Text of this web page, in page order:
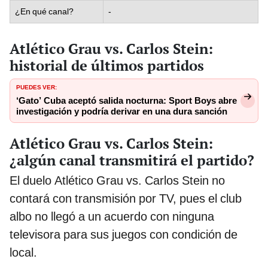
¿En qué canal? -
Atlético Grau vs. Carlos Stein:
historial de últimos partidos
PUEDES VER:
‘Gato’ Cuba aceptó salida nocturna: Sport Boys abre
investigación y podría derivar en una dura sanción
Atlético Grau vs. Carlos Stein:
¿algún canal transmitirá el partido?
El duelo Atlético Grau vs. Carlos Stein no
contará con transmisión por TV, pues el club
albo no llegó a un acuerdo con ninguna
televisora para sus juegos con condición de
local.